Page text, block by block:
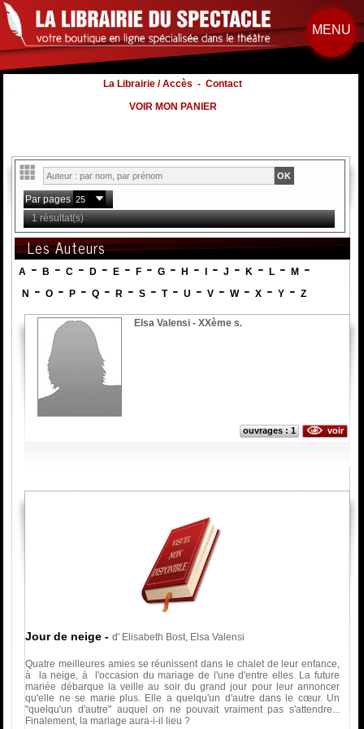
MENU
La Librairie / Accès -Contact
VOIR MON PANIER
Par pages
1 résultat(s)
Les Auteurs
A - B - C- D- E- F- G- H - - J - K - L- M-
N -O -P -Q -R -S -T-U -V -W-X -Y -Z
Elsa Valensi - XXème s.
voir
ouvrages : 1
Jour de neige -d' Elisabeth Bost, Elsa Valensi
Quatre meilleures amies se réunissent dans le chalet de leur enfance,
à la neige, à l'occasion du mariage de l'une d'entre elles. La future
mariée débarque la veille au soir du grand jour pour leur annoncer
qu'elle ne se marie plus. Elle a quelqu'un d'autre dans le cœur. Un
"quelqu'un d'autre" auquel on ne pouvait vraiment pas s'attendre...
Finalement, la mariage aura-i-il lieu ?